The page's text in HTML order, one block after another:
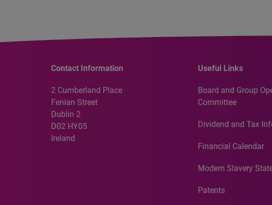
Contact Information
2 Cumberland Place
Fenian Street
Dublin 2
D02 HY05
Ireland
Useful Links
Board and Group
Committee
Dividend and Tax
Financial Calendar
Modern Slavery
Patents